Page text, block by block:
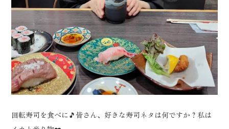
回転寿司を食べに🎵皆さん、好きな寿司ネタは何ですか？私は